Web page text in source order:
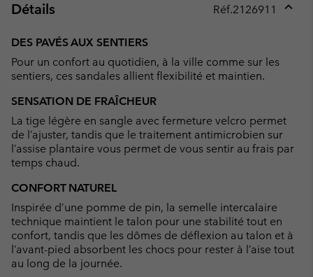
Détails Réf.2126911
DES PAVÉS AUX SENTIERS
Pour un confort au quotidien, à la ville comme sur les
sentiers, ces sandales allient flexibilité et maintien.
SENSATION DE FRAÎCHEUR
La tige légère en sangle avec fermeture velcro permet
de l’ajuster, tandis que le traitement antimicrobien sur
l’assise plantaire vous permet de vous sentir au frais par
temps chaud.
CONFORT NATUREL
Inspirée d’une pomme de pin, la semelle intercalaire
technique maintient le talon pour une stabilité tout en
confort, tandis que les dômes de déflexion au talon et à
l’avant-pied absorbent les chocs pour rester à l’aise tout
au long de la journée.